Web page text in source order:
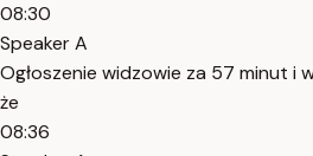
08:30
Speaker A
Ogłoszenie widzowie za 57 minut i
że
08:36